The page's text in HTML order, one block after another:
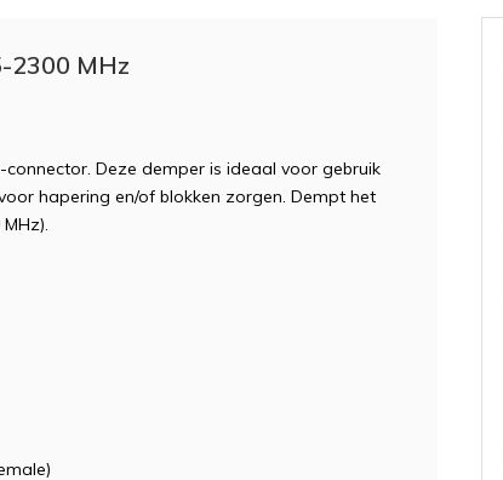
2300 MHz
Deze demper is ideaal voor gebruik
hapering en/of blokken zorgen. Dempt het